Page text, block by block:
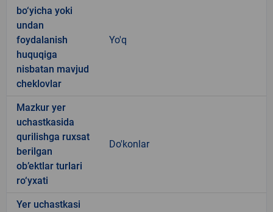
bo‘yicha yoki
undan
foydalanish
huquqiga
nisbatan mavjud
cheklovlar
Yo'q
Mazkur yer
uchastkasida
qurilishga ruxsat
berilgan
ob’ektlar turlari
ro‘yxati
Do'konlar
Yer uchastkasi